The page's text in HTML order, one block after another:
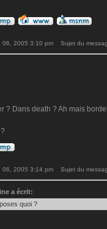
06, 2005 3:10 pm Sujet du
? Dans death ? Ah mais
06, 2005 3:14 pm Sujet du
a écrit:
quoi ?